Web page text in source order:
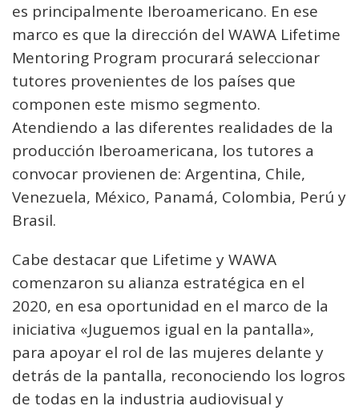
es principalmente Iberoamericano. En ese
marco es que la dirección del WAWA Lifetime
Mentoring Program procurará seleccionar
tutores provenientes de los países que
componen este mismo segmento.
Atendiendo a las diferentes realidades de la
producción Iberoamericana, los tutores a
convocar provienen de: Argentina, Chile,
Venezuela, México, Panamá, Colombia, Perú y
Brasil.
Cabe destacar que Lifetime y WAWA
comenzaron su alianza estratégica en el
2020, en esa oportunidad en el marco de la
iniciativa «Juguemos igual en la pantalla»,
para apoyar el rol de las mujeres delante y
detrás de la pantalla, reconociendo los logros
de todas en la industria audiovisual y